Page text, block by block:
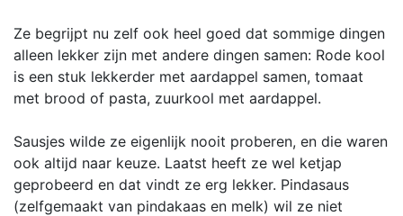
Ze begrijpt nu zelf ook heel goed dat sommige dingen
alleen lekker zijn met andere dingen samen: Rode kool
is een stuk lekkerder met aardappel samen, tomaat
met brood of pasta, zuurkool met aardappel.
Sausjes wilde ze eigenlijk nooit proberen, en die waren
ook altijd naar keuze. Laatst heeft ze wel ketjap
geprobeerd en dat vindt ze erg lekker. Pindasaus
(zelfgemaakt van pindakaas en melk) wil ze niet